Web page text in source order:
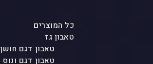
כל המוצרים
טאבון גז
טאבון דגם חושן
טאבון דגם ונוס